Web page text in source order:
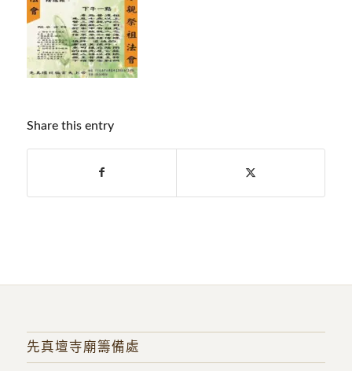
Share this entry
先真壇寺廟籌備處